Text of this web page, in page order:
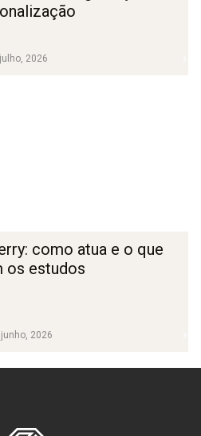
2026
2026
como atua e o que
os estudos